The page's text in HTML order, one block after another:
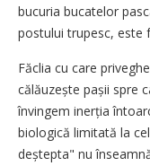
bucuria bucatelor
postului trupesc, este
Făclia cu care
călăuzește pașii spre
învingem inerția
biologică limitată la
deștepta" nu